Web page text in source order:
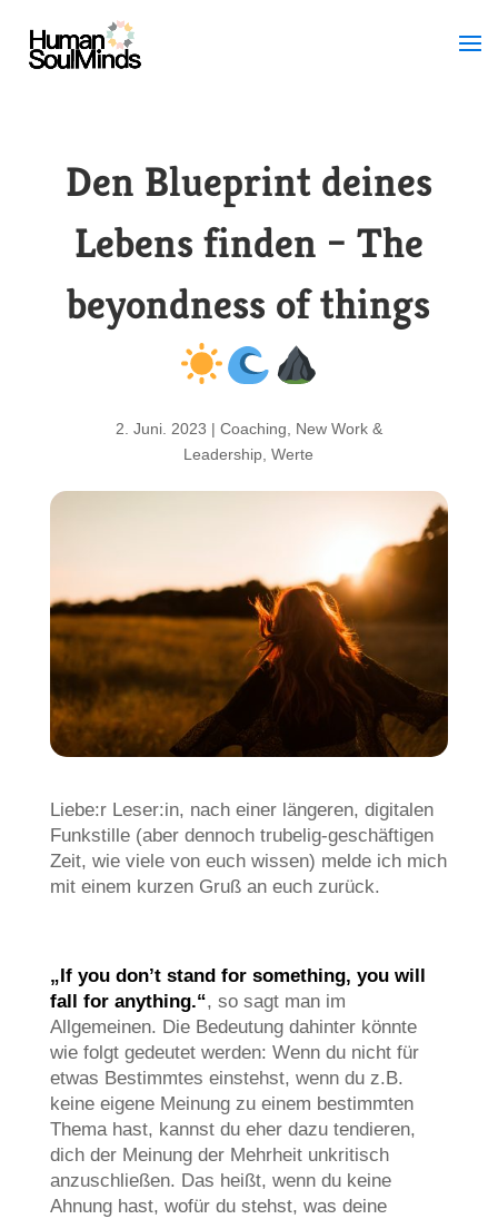
Den Blueprint deines
Lebens finden – The
beyondness of things
2. Juni. 2023 | Coaching
New Work &
Leadership ,Werte
Liebe:r Leser:in, nach einer längeren, digitalen
Funkstille (aber dennoch trubelig-geschäftigen
Zeit, wie viele von euch wissen) melde ich mich
mit einem kurzen Gruß an euch zurück.
„If you don’t stand for something, you will
fall for anything.“, so sagt man im
Allgemeinen. Die Bedeutung dahinter könnte
wie folgt gedeutet werden: Wenn du nicht für
etwas Bestimmtes einstehst, wenn du z.B.
keine eigene Meinung zu einem bestimmten
Thema hast, kannst du eher dazu tendieren,
dich der Meinung der Mehrheit unkritisch
anzuschließen. Das heißt, wenn du keine
Ahnung hast, wofür du stehst, was deine